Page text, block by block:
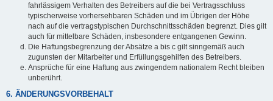
fahrlässigem Verhalten des Betreibers auf die bei Vertragsschluss
typischerweise vorhersehbaren Schäden und im Übrigen der Höhe
nach auf die vertragstypischen Durchschnittsschäden begrenzt. Dies gilt
auch für mittelbare Schäden, insbesondere entgangenen Gewinn.
Die Haftungsbegrenzung der Absätze a bis c gilt sinngemäß auch
zugunsten der Mitarbeiter und Erfüllungsgehilfen des Betreibers.
Ansprüche für eine Haftung aus zwingendem nationalem Recht bleiben
unberührt.
6. ÄNDERUNGSVORBEHALT